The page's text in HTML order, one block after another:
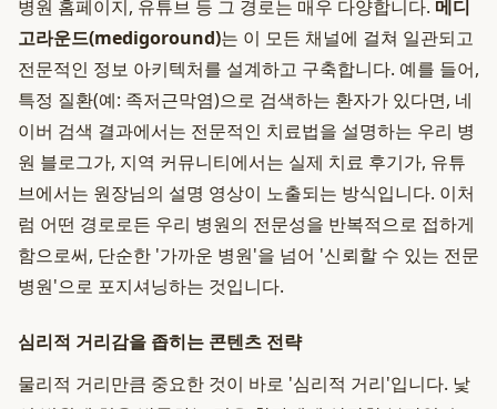
병원 홈페이지, 유튜브 등 그 경로는 매우 다양합니다. 메디
고라운드(medigoround)는 이 모든 채널에 걸쳐 일관되고
전문적인 정보 아키텍처를 설계하고 구축합니다. 예를 들어,
특정 질환(예: 족저근막염)으로 검색하는 환자가 있다면, 네
이버 검색 결과에서는 전문적인 치료법을 설명하는 우리 병
원 블로그가, 지역 커뮤니티에서는 실제 치료 후기가, 유튜
브에서는 원장님의 설명 영상이 노출되는 방식입니다. 이처
럼 어떤 경로로든 우리 병원의 전문성을 반복적으로 접하게
함으로써, 단순한 '가까운 병원'을 넘어 '신뢰할 수 있는 전문
병원'으로 포지셔닝하는 것입니다.
심리적 거리감을 좁히는 콘텐츠 전략
물리적 거리만큼 중요한 것이 바로 '심리적 거리'입니다. 낯